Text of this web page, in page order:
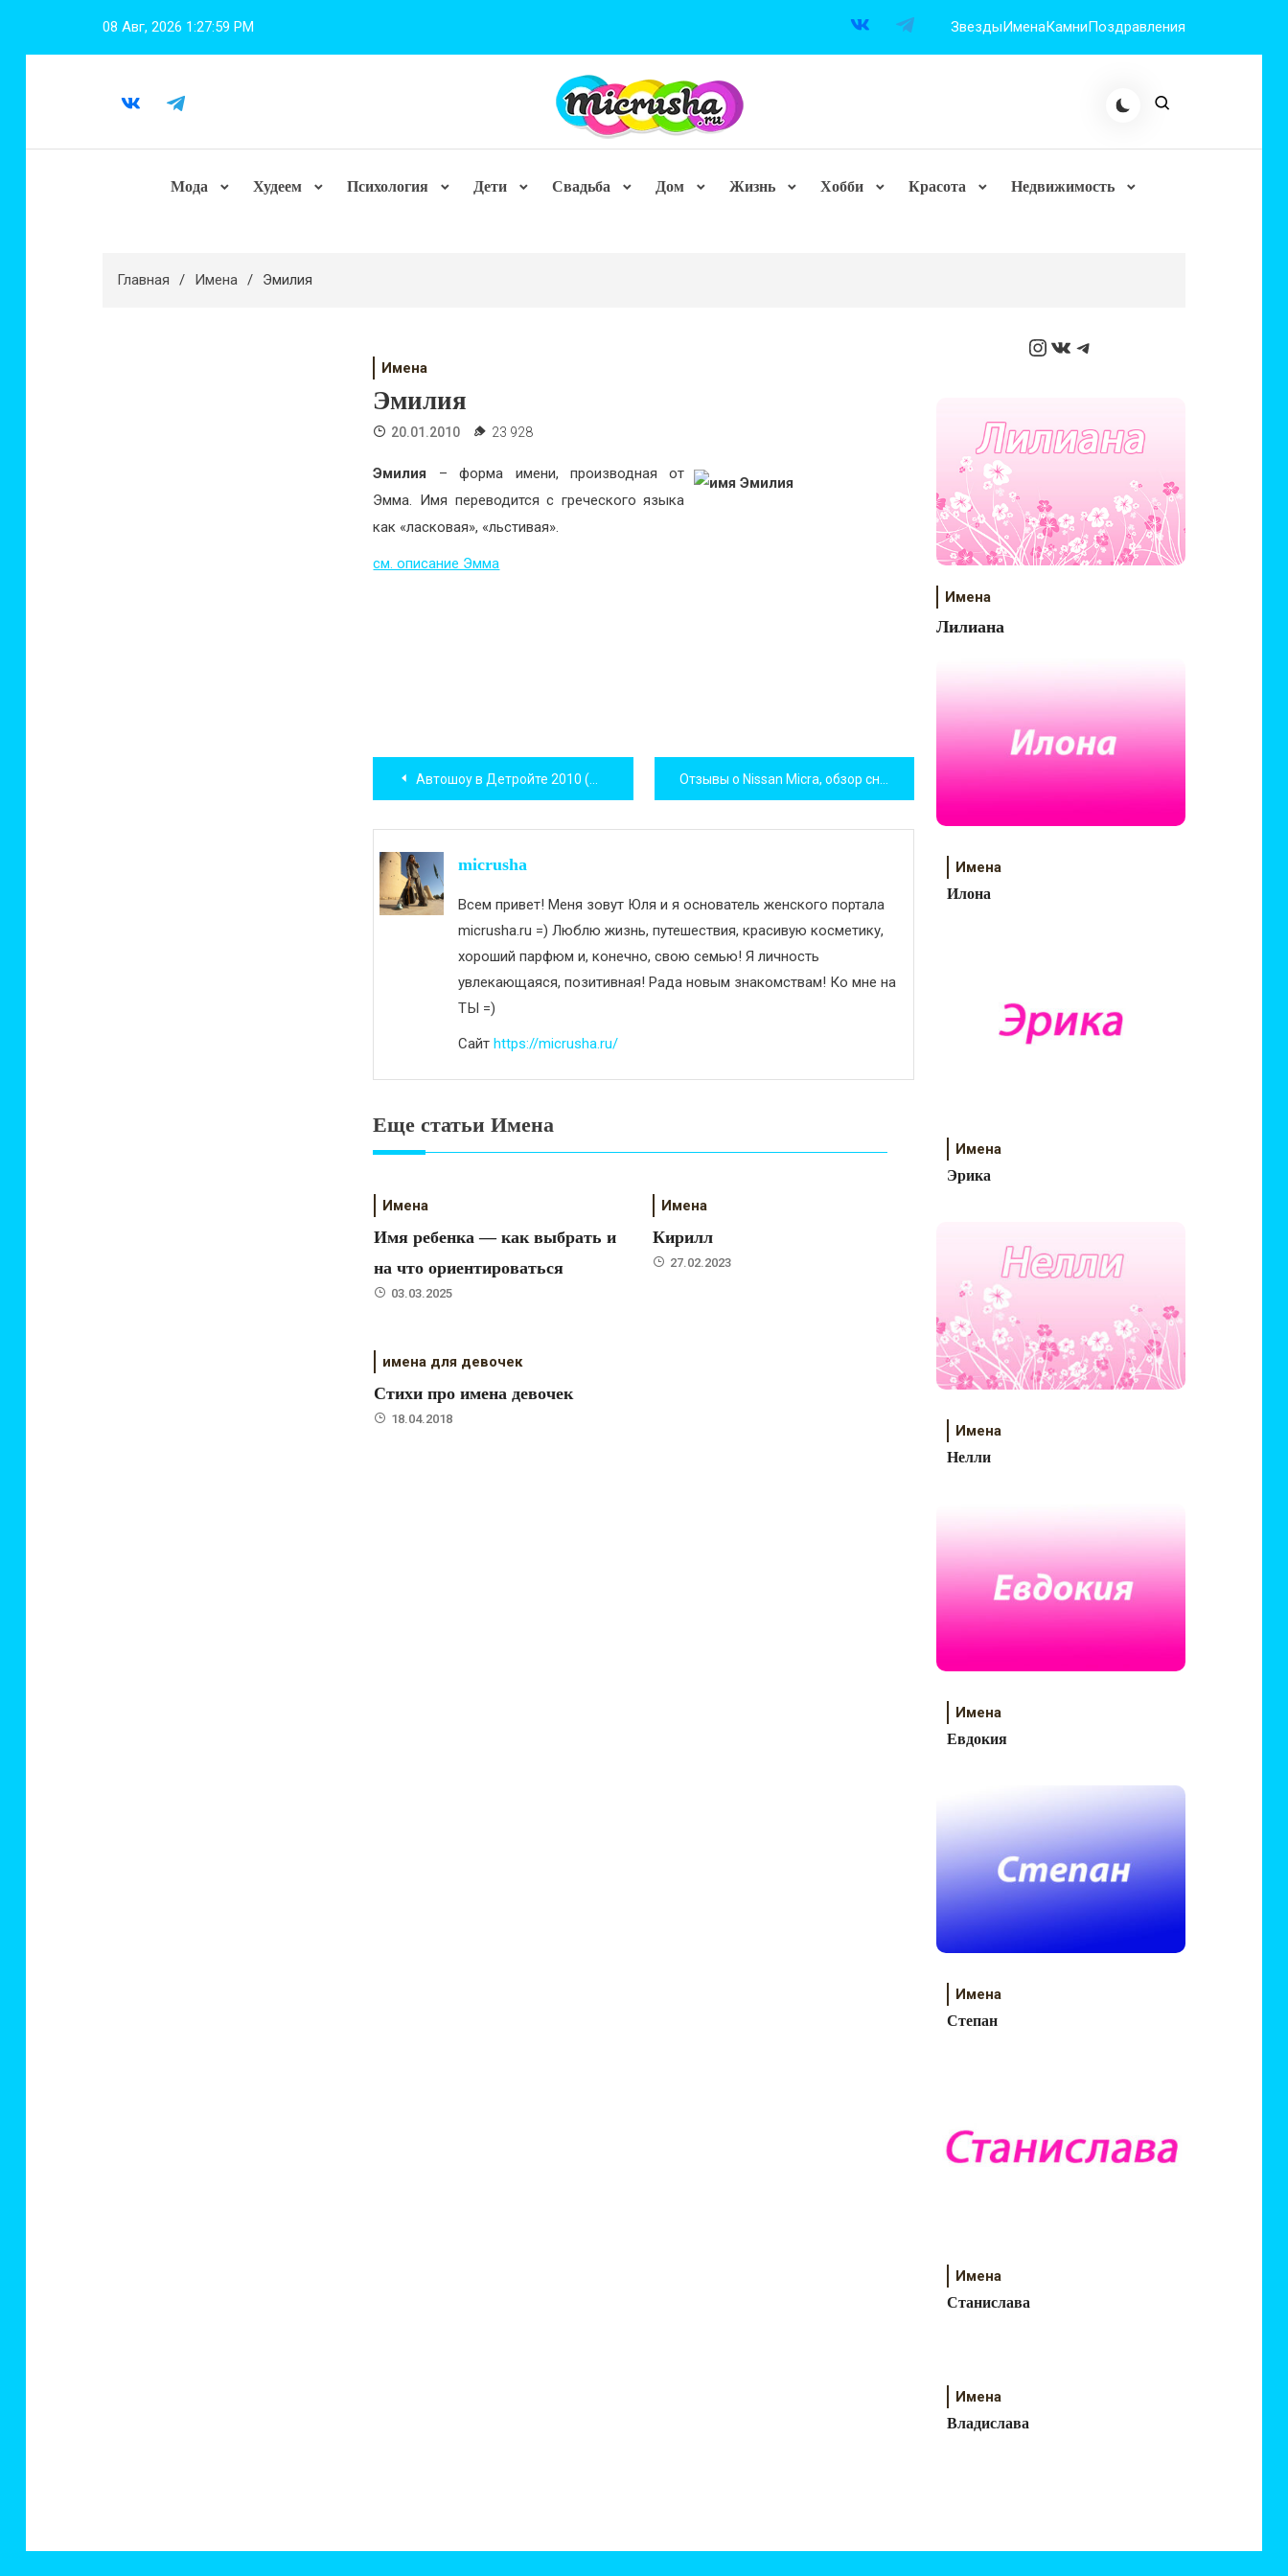
08 Авг, 2026 1:27:59 PM ЗвездыИменаКамниПоздравления
Мода Худеем Психология Дети Свадьба Дом Жизнь Хобби Красота Недвижимость
Главная Имена Эмилия
Имена
Эмилия
20.01.2010 23 928
Эмилия – форма имени, производная от
Эмма. Имя переводится с греческого языка
как «ласковая», «льстивая».
см. описание Эмма
Навигация
по
записям
Автошоу в Детройте 2010 (фотографии!)
micrusha
Всем привет! Меня зовут Юля и я основатель женского портала
micrusha.ru =) Люблю жизнь, путешествия, красивую косметику,
хороший парфюм и, конечно, свою семью! Я личность
увлекающаяся, позитивная! Рада новым знакомствам! Ко мне на
ТЫ =)
Сайт https://micrusha.ru/
Еще статьи Имена
Имена
Имя ребенка — как выбрать и
на что ориентироваться
03.03.2025
Имена
Кирилл
27.02.2023
имена для девочек
Стихи про имена девочек
18.04.2018
Instagram
ВКонтакте
Telegram
Имена
Лилиана
Имена
Илона
Имена
Эрика
Имена
Нелли
Имена
Евдокия
Имена
Степан
Имена
Станислава
Имена
Владислава